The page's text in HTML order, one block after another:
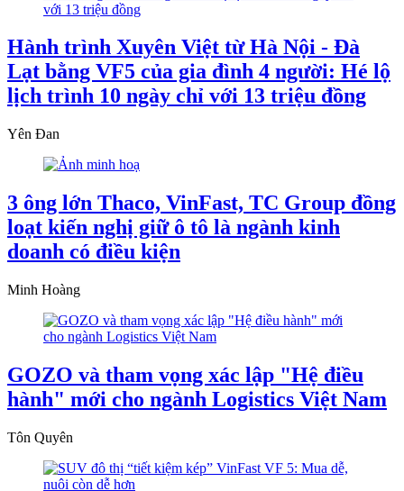
Hành trình Xuyên Việt từ Hà Nội - Đà
Lạt bằng VF5 của gia đình 4 người: Hé lộ
lịch trình 10 ngày chỉ với 13 triệu đồng
Yên Đan
3 ông lớn Thaco, VinFast, TC Group đồng
loạt kiến nghị giữ ô tô là ngành kinh
doanh có điều kiện
Minh Hoàng
GOZO và tham vọng xác lập "Hệ điều
hành" mới cho ngành Logistics Việt Nam
Tôn Quyên